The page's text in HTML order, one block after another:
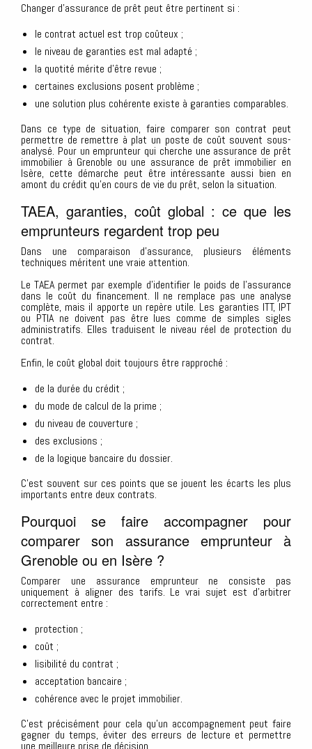
Changer d’assurance de prêt peut être pertinent si :
le contrat actuel est trop coûteux ;
le niveau de garanties est mal adapté ;
la quotité mérite d’être revue ;
certaines exclusions posent problème ;
une solution plus cohérente existe à garanties comparables.
Dans ce type de situation, faire comparer son contrat peut
permettre de remettre à plat un poste de coût souvent sous-
analysé. Pour un emprunteur qui cherche une assurance de prêt
immobilier à Grenoble ou une assurance de prêt immobilier en
Isère, cette démarche peut être intéressante aussi bien en
amont du crédit qu’en cours de vie du prêt, selon la situation.
TAEA, garanties, coût global : ce que les
emprunteurs regardent trop peu
Dans une comparaison d’assurance, plusieurs éléments
techniques méritent une vraie attention.
Le TAEA permet par exemple d’identifier le poids de l’assurance
dans le coût du financement. Il ne remplace pas une analyse
complète, mais il apporte un repère utile. Les garanties ITT, IPT
ou PTIA ne doivent pas être lues comme de simples sigles
administratifs. Elles traduisent le niveau réel de protection du
contrat.
Enfin, le coût global doit toujours être rapproché :
de la durée du crédit ;
du mode de calcul de la prime ;
du niveau de couverture ;
des exclusions ;
de la logique bancaire du dossier.
C’est souvent sur ces points que se jouent les écarts les plus
importants entre deux contrats.
Pourquoi se faire accompagner pour
comparer son assurance emprunteur à
Grenoble ou en Isère ?
Comparer une assurance emprunteur ne consiste pas
uniquement à aligner des tarifs. Le vrai sujet est d’arbitrer
correctement entre :
protection ;
coût ;
lisibilité du contrat ;
acceptation bancaire ;
cohérence avec le projet immobilier.
C’est précisément pour cela qu’un accompagnement peut faire
gagner du temps, éviter des erreurs de lecture et permettre
une meilleure prise de décision.